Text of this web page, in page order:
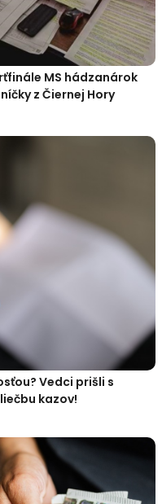
MS hádzanárok
z Čiernej Hory
Vedci prišli s
kazov!